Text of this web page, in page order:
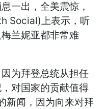
一出，全美震惊，
Social)上表示，听
兰妮亚都非常难
为拜登总统从担任
对国家的贡献值得
新闻，因为向来对拜